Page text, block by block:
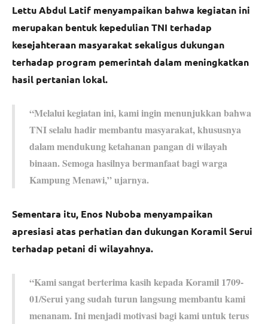
Lettu Abdul Latif menyampaikan bahwa kegiatan ini
merupakan bentuk kepedulian TNI terhadap
kesejahteraan masyarakat sekaligus dukungan
terhadap program pemerintah dalam meningkatkan
hasil pertanian lokal.
“Melalui kegiatan ini, kami ingin menunjukkan bahwa
TNI selalu hadir membantu masyarakat, khususnya
dalam mendukung ketahanan pangan di wilayah
binaan. Semoga hasilnya bermanfaat bagi warga
Kampung Menawi,” ujarnya.
Sementara itu, Enos Nuboba menyampaikan
apresiasi atas perhatian dan dukungan Koramil Serui
terhadap petani di wilayahnya.
“Kami sangat berterima kasih kepada Koramil 1709-
01/Serui yang sudah turun langsung membantu kami
menanam. Ini menjadi motivasi bagi kami untuk terus